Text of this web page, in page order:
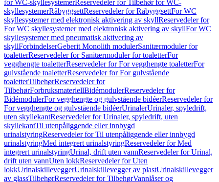
for WC-skyllesystemerReservedeler for Tilbehør for WC-
skyllesystemerRåbyggsettReservedeler for RåbyggsettFor WC
skyllesystemer med elektronisk aktivering av skyllReservedeler for
For WC skyllesystemer med elektronisk aktivering av skyllFor WC
skyllesystemer med pneumatisk aktivering av
skyllForbindelserGeberit Monolith modulerSanitærmoduler for
toaletterReservedeler for Sanitærmoduler for toaletterFor
vegghengte toaletterReservedeler for For vegghengte toaletterFor
gulvstående toaletterReservedeler for For gulvstående
toaletterTilbehørReservedeler for
TilbehørForbruksmateriellBidémodulerReservedeler for
BidémodulerFor vegghengte og gulvstående bidéerReservedeler for
For vegghengte og gulvstående bidéerUrinalerUrinaler, spyledrift,
uten skyllekantReservedeler for Urinaler, spyledrift, uten
skyllekantTil utenpåliggende eller innbygd
urinalstyringReservedeler for Til utenpåliggende eller innbygd
urinalstyringMed integrert urinalstyringReservedeler for Med
integrert urinalstyringUrinal, drift uten vannReservedeler for Urinal,
drift uten vannUten lokkReservedeler for Uten
lokkUrinalskilleveggerUrinalskillevegger av plastUrinalskillevegger
av glassTilbehørReservedeler for TilbehørVannlåser og